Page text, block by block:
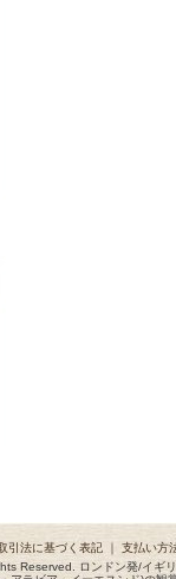
引法に基づく表記 ｜ 支払い方
Reserved. ロンドン発/イギ